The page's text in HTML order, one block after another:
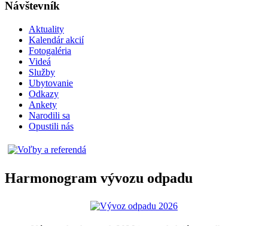
Návštevník
Aktuality
Kalendár akcií
Fotogaléria
Videá
Služby
Ubytovanie
Odkazy
Ankety
Narodili sa
Opustili nás
Harmonogram vývozu odpadu